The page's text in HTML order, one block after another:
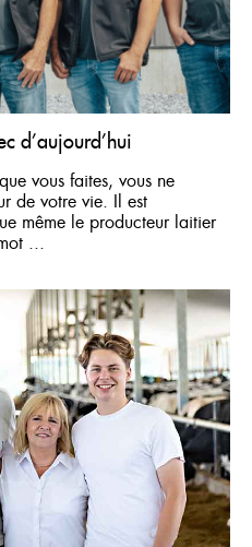
ENGLISH
d’aujourd’hui
vous faites, vous ne
de votre vie. Il est
même le producteur laitier
...